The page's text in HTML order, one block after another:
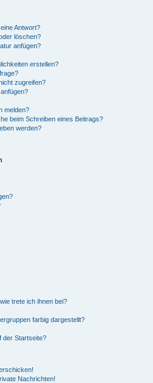
Antwort?
löschen?
anfügen?
erstellen?
zugreifen?
melden?
beim Schreiben eines Beitrags?
werden?
trete ich ihnen bei?
farbig dargestellt?
der Startseite?
Nachrichten!